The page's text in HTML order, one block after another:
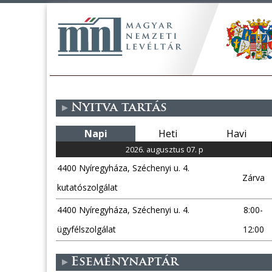
Nyitva tartás
Napi Heti Havi
2026. augusztus 07. p
4400 Nyíregyháza, Széchenyi u. 4.
kutatószolgálat
Zárva
4400 Nyíregyháza, Széchenyi u. 4.
ügyfélszolgálat
8:00-
12:00
Eseménynaptár